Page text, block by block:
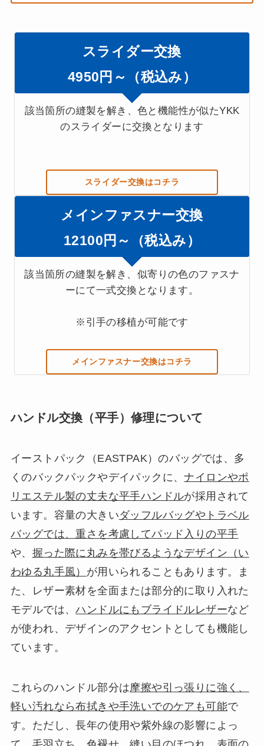
スライダー交換
4950円～（税込み）
該当箇所の縫製を解き、色と機能性が似たYKK
のスライダーに交換となります
スライダー交換はコチラ
メインファスナー交換
12100円～（税込み）
該当箇所の縫製を解き、似寄りの色のファスナ
ーにて一式交換となります。
※引手の移植が可能です
メインファスナー交換はコチラ
ハンドル交換（平手）修理について
イーストパック（EASTPAK）のバッグでは、多
くのバックパックやデイパックに、ナイロンやポ
リエステル製の丈夫な平手ハンドルが採用されて
います。容量の大きいダッフルバッグやトラベル
バッグでは、重さを考慮してパッド入りの平手
や、 握った際に丸みを帯びるようなデザイン（い
わゆる丸手風） が用いられることもあります。ま
た、レザー素材を全面または部分的に取り入れた
モデルでは、ハンドルにもブライドルレザーなど
が使われ、デザインのアクセントとしても機能し
ています。
これらのハンドル部分は摩擦や引っ張りに強く、
軽い汚れなら布拭きや手洗いでのケアも可能で
す。ただし、長年の使用や紫外線の影響によっ